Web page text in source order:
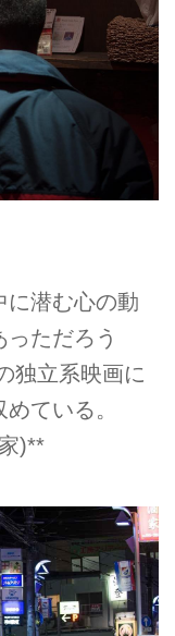
に潜む心の動
ただろう
独立系映画に
ている。
)**